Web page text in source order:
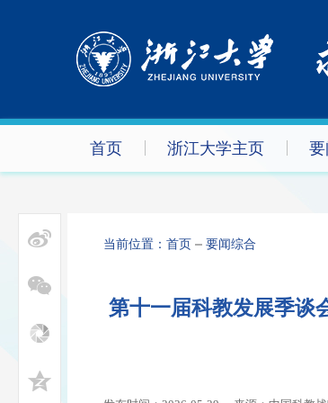
首页 浙江大学主页
当前位置： 首页 要闻综合
第十一届科教发展季谈